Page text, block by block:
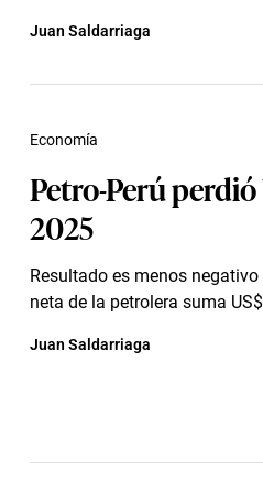
Juan Saldarriaga
Petro-Perú
2025
Resultado es menos
neta de la petrolera suma
Economía
Juan Saldarriaga